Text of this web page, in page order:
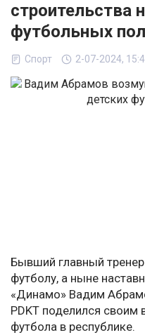
строительства
футбольных
Спорт 2-07-2024,
Бывший главный
футболу, а ныне
«Динамо» Вадим
PDKT поделился своим
футбола в республике.